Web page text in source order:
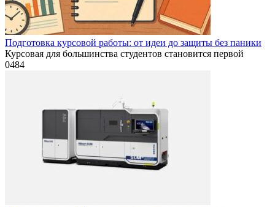
Подготовка курсовой работы: от идеи до защиты без паники
Курсовая для большинства студентов становится первой
0484